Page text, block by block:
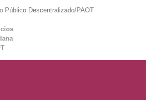
Público Descentralizado/PAOT